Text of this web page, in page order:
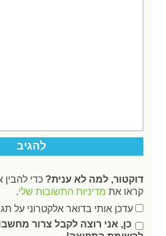
דוקטור, למה לא ענית? כדי להבין
קראו את מדיניות התשובות שלי.
עדכן אותי בדואר אלקטרוני על
כן, אני רוצה לקבל צרור